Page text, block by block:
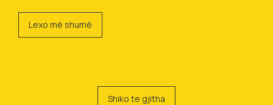
Lexo më shumë
Shiko te gjitha